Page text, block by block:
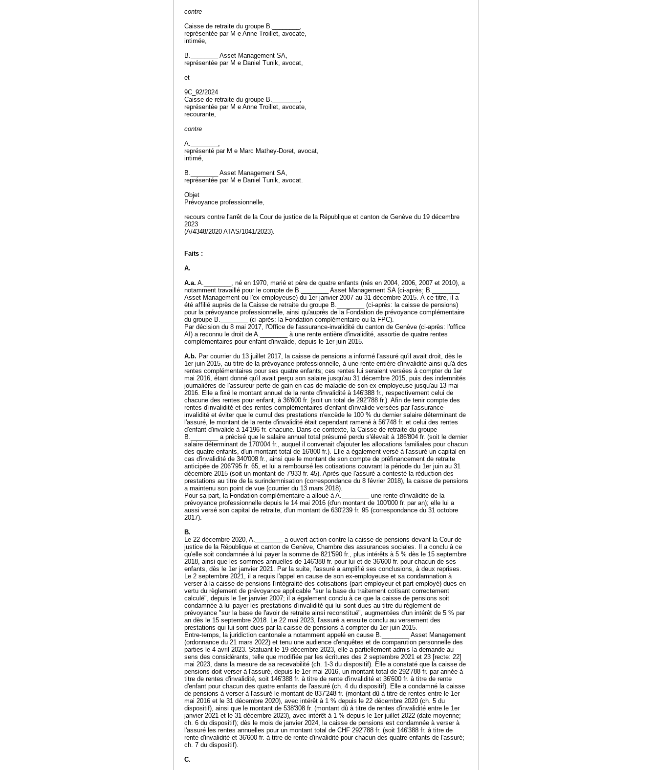
contre
Caisse de retraite du groupe B.________,
représentée par M e Anne Troillet, avocate,
intimée,
B.________ Asset Management SA,
représentée par M e Daniel Tunik, avocat,
et
9C_92/2024
Caisse de retraite du groupe B.________,
représentée par M e Anne Troillet, avocate,
recourante,
contre
A.________,
représenté par M e Marc Mathey-Doret, avocat,
intimé,
B.________ Asset Management SA,
représentée par M e Daniel Tunik, avocat.
Objet
Prévoyance professionnelle,
recours contre l'arrêt de la Cour de justice de la République et canton de Genève du 19 décembre
2023
(A/4348/2020 ATAS/1041/2023).
Faits :
A.
A.a. A.________, né en 1970, marié et père de quatre enfants (nés en 2004, 2006, 2007 et 2010), a
notamment travaillé pour le compte de B.________ Asset Management SA (ci-après: B.________
Asset Management ou l'ex-employeuse) du 1er janvier 2007 au 31 décembre 2015. À ce titre, il a
été affilié auprès de la Caisse de retraite du groupe B.________ (ci-après: la caisse de pensions)
pour la prévoyance professionnelle, ainsi qu'auprès de la Fondation de prévoyance complémentaire
du groupe B.________ (ci-après: la Fondation complémentaire ou la FPC).
Par décision du 8 mai 2017, l'Office de l'assurance-invalidité du canton de Genève (ci-après: l'office
AI) a reconnu le droit de A.________ à une rente entière d'invalidité, assortie de quatre rentes
complémentaires pour enfant d'invalide, depuis le 1er juin 2015.
A.b. Par courrier du 13 juillet 2017, la caisse de pensions a informé l'assuré qu'il avait droit, dès le
1er juin 2015, au titre de la prévoyance professionnelle, à une rente entière d'invalidité ainsi qu'à des
rentes complémentaires pour ses quatre enfants; ces rentes lui seraient versées à compter du 1er
mai 2016, étant donné qu'il avait perçu son salaire jusqu'au 31 décembre 2015, puis des indemnités
journalières de l'assureur perte de gain en cas de maladie de son ex-employeuse jusqu'au 13 mai
2016. Elle a fixé le montant annuel de la rente d'invalidité à 146'388 fr., respectivement celui de
chacune des rentes pour enfant, à 36'600 fr. (soit un total de 292'788 fr.). Afin de tenir compte des
rentes d'invalidité et des rentes complémentaires d'enfant d'invalide versées par l'assurance-
invalidité et éviter que le cumul des prestations n'excède le 100 % du dernier salaire déterminant de
l'assuré, le montant de la rente d'invalidité était cependant ramené à 56'748 fr. et celui des rentes
d'enfant d'invalide à 14'196 fr. chacune. Dans ce contexte, la Caisse de retraite du groupe
B.________ a précisé que le salaire annuel total présumé perdu s'élevait à 186'804 fr. (soit le dernier
salaire déterminant de 170'004 fr., auquel il convenait d'ajouter les allocations familiales pour chacun
des quatre enfants, d'un montant total de 16'800 fr.). Elle a également versé à l'assuré un capital en
cas d'invalidité de 340'008 fr., ainsi que le montant de son compte de préfinancement de retraite
anticipée de 206'795 fr. 65, et lui a remboursé les cotisations couvrant la période du 1er juin au 31
décembre 2015 (soit un montant de 7'933 fr. 45). Après que l'assuré a contesté la réduction des
prestations au titre de la surindemnisation (correspondance du 8 février 2018), la caisse de pensions
a maintenu son point de vue (courrier du 13 mars 2018).
Pour sa part, la Fondation complémentaire a alloué à A.________ une rente d'invalidité de la
prévoyance professionnelle depuis le 14 mai 2016 (d'un montant de 100'000 fr. par an); elle lui a
aussi versé son capital de retraite, d'un montant de 630'239 fr. 95 (correspondance du 31 octobre
2017).
B.
Le 22 décembre 2020, A.________ a ouvert action contre la caisse de pensions devant la Cour de
justice de la République et canton de Genève, Chambre des assurances sociales. Il a conclu à ce
qu'elle soit condamnée à lui payer la somme de 821'590 fr., plus intérêts à 5 % dès le 15 septembre
2018, ainsi que les sommes annuelles de 146'388 fr. pour lui et de 36'600 fr. pour chacun de ses
enfants, dès le 1er janvier 2021. Par la suite, l'assuré a amplifié ses conclusions, à deux reprises.
Le 2 septembre 2021, il a requis l'appel en cause de son ex-employeuse et sa condamnation à
verser à la caisse de pensions l'intégralité des cotisations (part employeur et part employé) dues en
vertu du règlement de prévoyance applicable "sur la base du traitement cotisant correctement
calculé", depuis le 1er janvier 2007; il a également conclu à ce que la caisse de pensions soit
condamnée à lui payer les prestations d'invalidité qui lui sont dues au titre du règlement de
prévoyance "sur la base de l'avoir de retraite ainsi reconstitué", augmentées d'un intérêt de 5 % par
an dès le 15 septembre 2018. Le 22 mai 2023, l'assuré a ensuite conclu au versement des
prestations qui lui sont dues par la caisse de pensions à compter du 1er juin 2015.
Entre-temps, la juridiction cantonale a notamment appelé en cause B.________ Asset Management
(ordonnance du 21 mars 2022) et tenu une audience d'enquêtes et de comparution personnelle des
parties le 4 avril 2023. Statuant le 19 décembre 2023, elle a partiellement admis la demande au
sens des considérants, telle que modifiée par les écritures des 2 septembre 2021 et 23 [recte: 22]
mai 2023, dans la mesure de sa recevabilité (ch. 1-3 du dispositif). Elle a constaté que la caisse de
pensions doit verser à l'assuré, depuis le 1er mai 2016, un montant total de 292'788 fr. par année à
titre de rentes d'invalidité, soit 146'388 fr. à titre de rente d'invalidité et 36'600 fr. à titre de rente
d'enfant pour chacun des quatre enfants de l'assuré (ch. 4 du dispositif). Elle a condamné la caisse
de pensions à verser à l'assuré le montant de 837'248 fr. (montant dû à titre de rentes entre le 1er
mai 2016 et le 31 décembre 2020), avec intérêt à 1 % depuis le 22 décembre 2020 (ch. 5 du
dispositif), ainsi que le montant de 538'308 fr. (montant dû à titre de rentes d'invalidité entre le 1er
janvier 2021 et le 31 décembre 2023), avec intérêt à 1 % depuis le 1er juillet 2022 (date moyenne;
ch. 6 du dispositif); dès le mois de janvier 2024, la caisse de pensions est condamnée à verser à
l'assuré les rentes annuelles pour un montant total de CHF 292'788 fr. (soit 146'388 fr. à titre de
rente d'invalidité et 36'600 fr. à titre de rente d'invalidité pour chacun des quatre enfants de l'assuré;
ch. 7 du dispositif).
C.